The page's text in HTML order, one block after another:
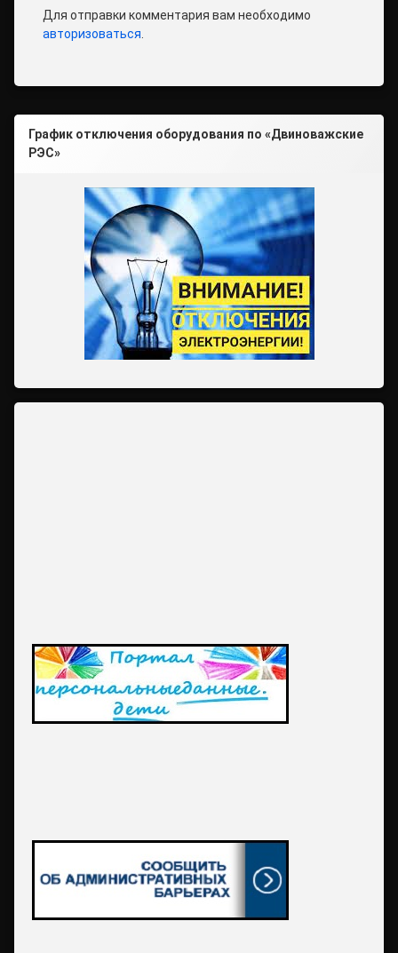
Для отправки комментария вам необходимо
авторизоваться
График отключения оборудования по «Двиноважские
РЭС»